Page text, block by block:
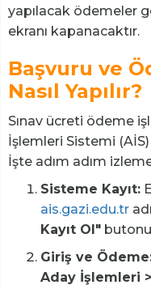
yapılacak ödemeler
ekranı kapanacaktır.
Başvuru ve
Nasıl Yapılır?
Sınav ücreti ödeme
İşlemleri Sistemi
İşte adım adım
Sisteme Kayıt:
ais.gazi.edu.tr
Kayıt Ol"
Giriş ve
Aday İşlemleri